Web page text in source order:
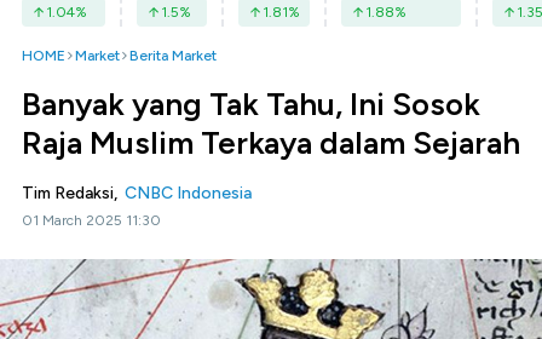
1.04% 1.5% 1.81% 1.88% 1.35
HOME Market Berita Market
Banyak yang Tak Tahu, Ini Sosok
Raja Muslim Terkaya dalam Sejarah
Tim Redaksi, CNBC Indonesia
01 March 2025 11:30